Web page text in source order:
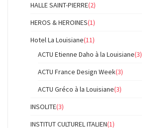
HALLE SAINT-PIERRE(2)
HEROS & HEROINES(1)
Hotel La Louisiane(11)
ACTU Etienne Daho à la Louisiane(3)
ACTU France Design Week(3)
ACTU Gréco à la Louisiane(3)
INSOLITE(3)
INSTITUT CULTUREL ITALIEN(1)